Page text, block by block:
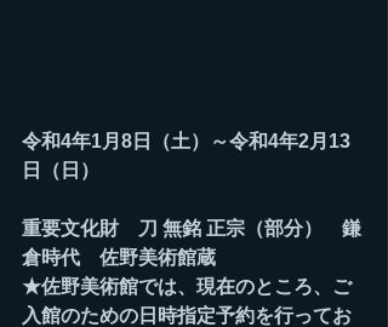
令和4年1月8日（土）～令和4年2月13
日（日）
重要文化財　刀 無銘 正宗（部分）　鎌
倉時代　佐野美術館蔵
★佐野美術館では、現在のところ、ご
入館のための日時指定予約を行ってお